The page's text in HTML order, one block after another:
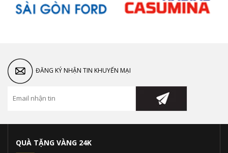
ĐĂNG KÝ NHẬN TIN KHUYẾN MẠI
QUÀ TẶNG VÀNG 24K